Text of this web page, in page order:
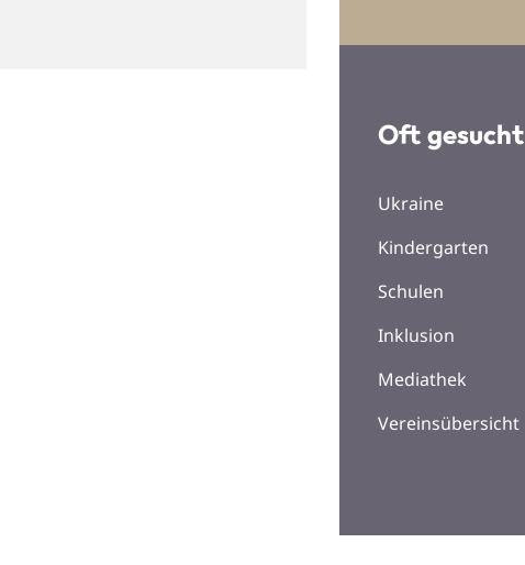
Oft gesucht
Ukraine
Kindergarten
Schulen
Inklusion
Mediathek
Vereinsübersicht